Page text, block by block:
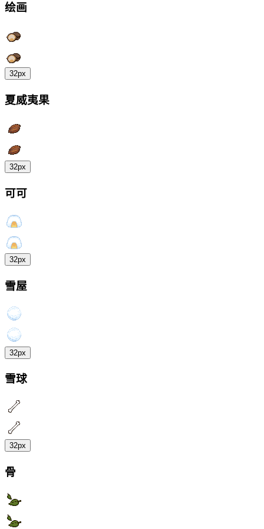
绘画
32px
夏威夷果
32px
可可
32px
雪屋
32px
雪球
32px
骨